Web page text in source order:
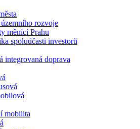
rozvoje
měnící Prahu
spoluúčasti investorů
integrovaná doprava
mobilita